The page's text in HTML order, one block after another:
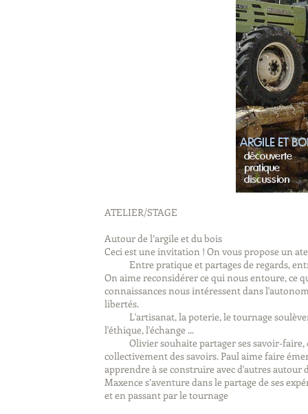
ATELIER/STAGE
Autour de l’argile et du bois
Ceci est une invitation ! On vous propose un
Entre pratique et partages de regards,
On aime reconsidérer ce qui nous entoure, ce
connaissances nous intéressent dans
libertés.
L'artisanat, la poterie, le tournage
l'éthique, l'échange ...
Olivier souhaite partager ses savoir-faire,
collectivement des savoirs. Paul aime faire
apprendre à se construire avec d'autres autour
Maxence s’aventure dans le partage de ses
et en passant par le tournage